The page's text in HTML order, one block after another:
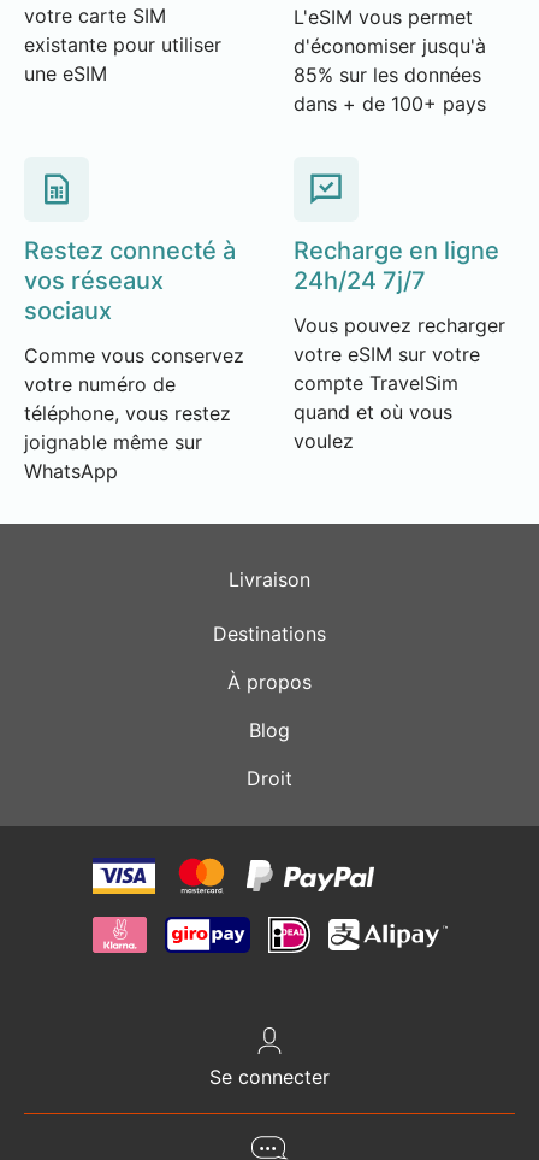
votre carte SIM
existante pour utiliser
une eSIM
L'eSIM vous permet
d'économiser jusqu'à
85% sur les données
dans + de 100+ pays
Restez connecté à
vos réseaux
sociaux
Comme vous conservez
votre numéro de
téléphone, vous restez
joignable même sur
WhatsApp
Recharge en ligne
24h/24 7j/7
Vous pouvez recharger
votre eSIM sur votre
compte TravelSim
quand et où vous
voulez
Livraison
Destinations
À propos
Blog
Droit
Se connecter